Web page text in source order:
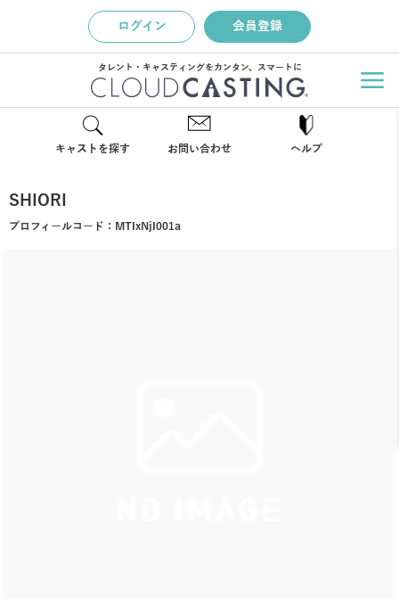
ログイン 会員登録
タレント・キャスティングをカンタン、スマートに
キャストを探す お問い合わせ ヘルプ
SHIORI
プロフィールコード： MTIxNjI001a